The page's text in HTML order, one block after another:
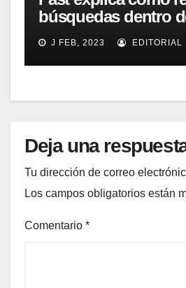
búsquedas dentro
ambiente de datos
estructurados con
de búsqueda
J FEB, 2023 EDITORIAL
Deja una
Tu dirección de correo
Los campos obligatorios están
Comentario *